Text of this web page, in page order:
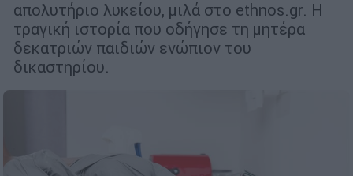
απολυτήριο λυκείου, μιλά στο ethnos.gr. Η
τραγική ιστορία που οδήγησε τη μητέρα
δεκατριών παιδιών ενώπιον του
δικαστηρίου.